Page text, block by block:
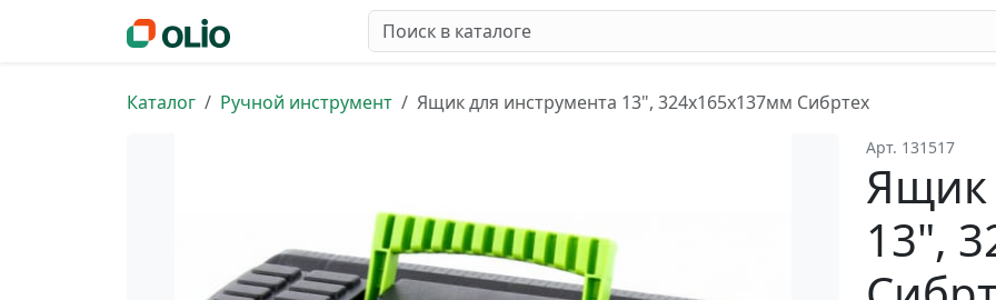
Каталог Ручной инструмент Ящик для инструмента 13", 324х165х137мм Сибртех
Арт. 131517
Ящик
13",